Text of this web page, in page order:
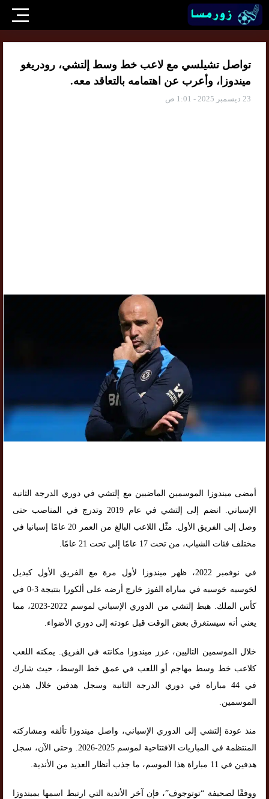
تواصل تشيلسي مع لاعب خط وسط إلتشي، رودريغو
ميندوزا، وأعرب عن اهتمامه بالتعاقد معه.
23 ديسمبر 2025 - 1:01 ص
أمضى ميندوزا الموسمين الماضيين مع إلتشي في دوري الدرجة الثانية
الإسباني. انضم إلى إلتشي في عام 2019 وتدرج في المناصب حتى
وصل إلى الفريق الأول. مثّل اللاعب البالغ من العمر 20 عامًا إسبانيا في
مختلف فئات الشباب، من تحت 17 عامًا إلى تحت 21 عامًا.
في نوفمبر 2022، ظهر ميندوزا لأول مرة مع الفريق الأول كبديل
لخوسيه خوسيه في مباراة الفوز خارج أرضه على ألكورا بنتيجة 3-0 في
كأس الملك. هبط إلتشي من الدوري الإسباني لموسم 2022-2023، مما
يعني أنه سيستغرق بعض الوقت قبل عودته إلى دوري الأضواء.
خلال الموسمين التاليين، عزز ميندوزا مكانته في الفريق. يمكنه اللعب
كلاعب خط وسط مهاجم أو اللعب في عمق خط الوسط، حيث شارك
في 44 مباراة في دوري الدرجة الثانية وسجل هدفين خلال هذين
الموسمين.
منذ عودة إلتشي إلى الدوري الإسباني، واصل ميندوزا تألقه ومشاركته
المنتظمة في المباريات الافتتاحية لموسم 2025-2026. وحتى الآن، سجل
هدفين في 11 مباراة هذا الموسم، ما جذب أنظار العديد من الأندية.
ووفقًا لصحيفة “توتوجوف”، فإن آخر الأندية التي ارتبط اسمها بميندوزا